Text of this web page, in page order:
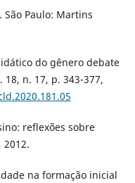
São Paulo: Martins
do gênero debate
18, n. 17, p. 343-377,
reflexões sobre
2012.
na formação inicial